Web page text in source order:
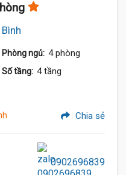
Phòng ngủ: 4 phòng
Số tầng: 4 tầng
Chia sẻ
0902696839